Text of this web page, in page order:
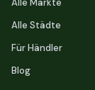
Alle Städte
Für Händler
Blog